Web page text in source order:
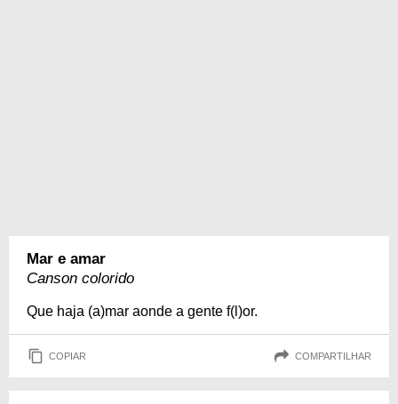
Mar e amar
Canson colorido
Que haja (a)mar aonde a gente f(l)or.
COPIAR COMPARTILHAR